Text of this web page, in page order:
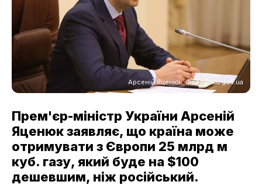
Арсеній Яценюк. Фото: kmu.gov.ua
Прем'єр-міністр України Арсеній
Яценюк заявляє, що країна може
отримувати з Європи 25 млрд м
куб. газу, який буде на $100
дешевшим, ніж російський.